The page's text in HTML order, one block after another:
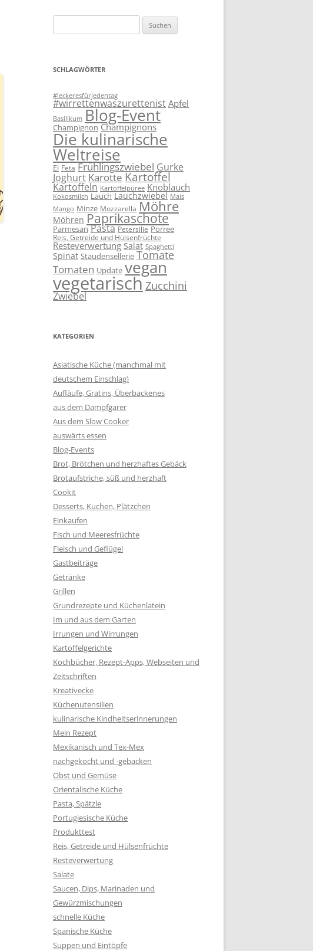
nach:
SCHLAGWÖRTER
#leckeresfürjedentag
#wirrettenwaszurettenist Apfel
Basilikum Blog-Event
Champignon Champignons
Die kulinarische
Weltreise
Ei Feta Frühlingszwiebel Gurke
Joghurt Karotte Kartoffel
Kartoffeln Kartoffelpüree Knoblauch
Kokosmilch Lauch Lauchzwiebel Mais
Mango Minze Mozzarella Möhre
Möhren Paprikaschote
Parmesan Pasta Petersilie Porree
Reis, Getreide und Hülsenfrüchte
Resteverwertung Salat Spaghetti
Spinat Staudensellerie Tomate
Tomaten Update vegan
vegetarischZucchini
Zwiebel
KATEGORIEN
Asiatische Küche (manchmal mit
deutschem Einschlag)
Aufläufe, Gratins, Überbackenes
aus dem Dampfgarer
Aus dem Slow Cooker
auswärts essen
Blog-Events
Brot, Brötchen und herzhaftes Gebäck
Brotaufstriche, süß und herzhaft
Cookit
Desserts, Kuchen, Plätzchen
Einkaufen
Fisch und Meeresfrüchte
Fleisch und Geflügel
Gastbeiträge
Getränke
Grillen
Grundrezepte und Küchenlatein
Im und aus dem Garten
Irrungen und Wirrungen
Kartoffelgerichte
Kochbücher, Rezept-Apps, Webseiten und
Zeitschriften
Kreativecke
Küchenutensilien
kulinarische Kindheitserinnerungen
Mein Rezept
Mexikanisch und Tex-Mex
nachgekocht und -gebacken
Obst und Gemüse
Orientalische Küche
Pasta, Spätzle
Portugiesische Küche
Produkttest
Reis, Getreide und Hülsenfrüchte
Resteverwertung
Salate
Saucen, Dips, Marinaden und
Gewürzmischungen
schnelle Küche
Spanische Küche
Suppen und Eintöpfe